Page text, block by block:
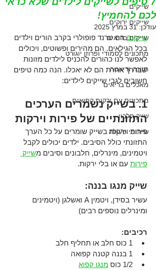
שייקים
שייקים ירוקים
שייקים בריאים
מתכונים לסמודי ופרוזן יוגורט
תזונה ודיאטה
מאכלים בריאים
מתכונים עם ירקות קפואים
שייק חלבון
שיתופי פעולה
לכם להחמיץ!
עודכן:31 במרץ 2025
שייקים הם טרנד פופולרי בקרב הורים וילדים
בכל הגילאים. הם מהירים ופשוטים, ויכולים
לאפשר לנו כהורים להכניס לילדים מזונות
שבדרך אחרת הם לא יאכלו. הנה כמה טיפים
חשובים לגבי שייקים לילדים:
1. בשייק נשמרים הערכים
התזונתיים של פירות וירקות
פירות וירקות בשייק שומרים על כל הערך
התזונתי כולל הסיבים. ילדים יכולים לקבל
ויטמינים, מינרלים, חלבונים וסיבים משייק
פירות עם או בלי ירקות.
שייק מנגו בננה:
עשיר בסידן, ויטמין A ואשלגן (ויטמינים
ומינרלים נוספים רבים)
רכיבים:
1 כוס חלב או תחליף חלב
1 בננה קטנה קפואה
1/2 כוס
מנגו קפוא